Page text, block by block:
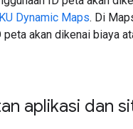
Dynamic Maps. Di
peta akan dikenai biaya
aplikasi dan